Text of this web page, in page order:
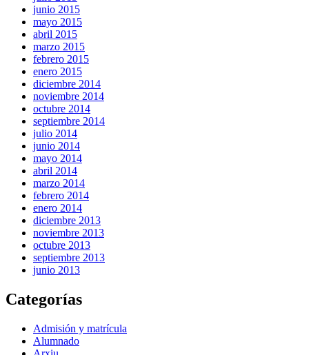
junio 2015
mayo 2015
abril 2015
marzo 2015
febrero 2015
enero 2015
diciembre 2014
noviembre 2014
octubre 2014
septiembre 2014
julio 2014
junio 2014
mayo 2014
abril 2014
marzo 2014
febrero 2014
enero 2014
diciembre 2013
noviembre 2013
octubre 2013
septiembre 2013
junio 2013
Categorías
Admisión y matrícula
Alumnado